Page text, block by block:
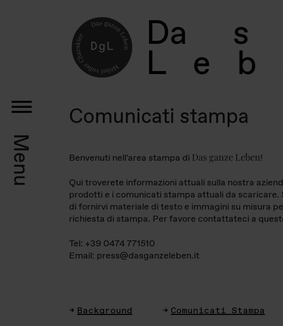
Da s
L e b
Menu
Comunicati stampa
Benvenuti nell'area stampa di Das ganze Leben!
Qui troverete informazioni attuali sulla nostra
prodotti e i comunicati stampa attuali da scaricare.
di fornirvi materiale di testo e immagini su misura
richiesta di stampa. Per favore contattateci a
Tel: +39 0474 771510
Email: press@dasganzeleben.it
Background Comunicati Stampa